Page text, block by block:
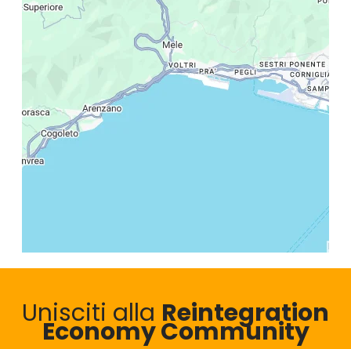
Unisciti alla Reintegration
Economy Community